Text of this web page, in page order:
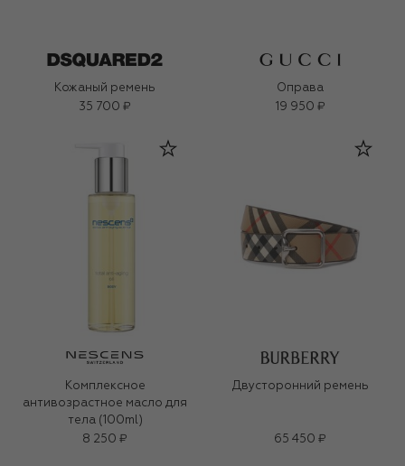
Кожаный ремень
35 700 ₽
Оправа
19 950 ₽
Комплексное
антивозрастное масло для
тела (100ml)
8 250 ₽
Двусторонний ремень
65 450 ₽